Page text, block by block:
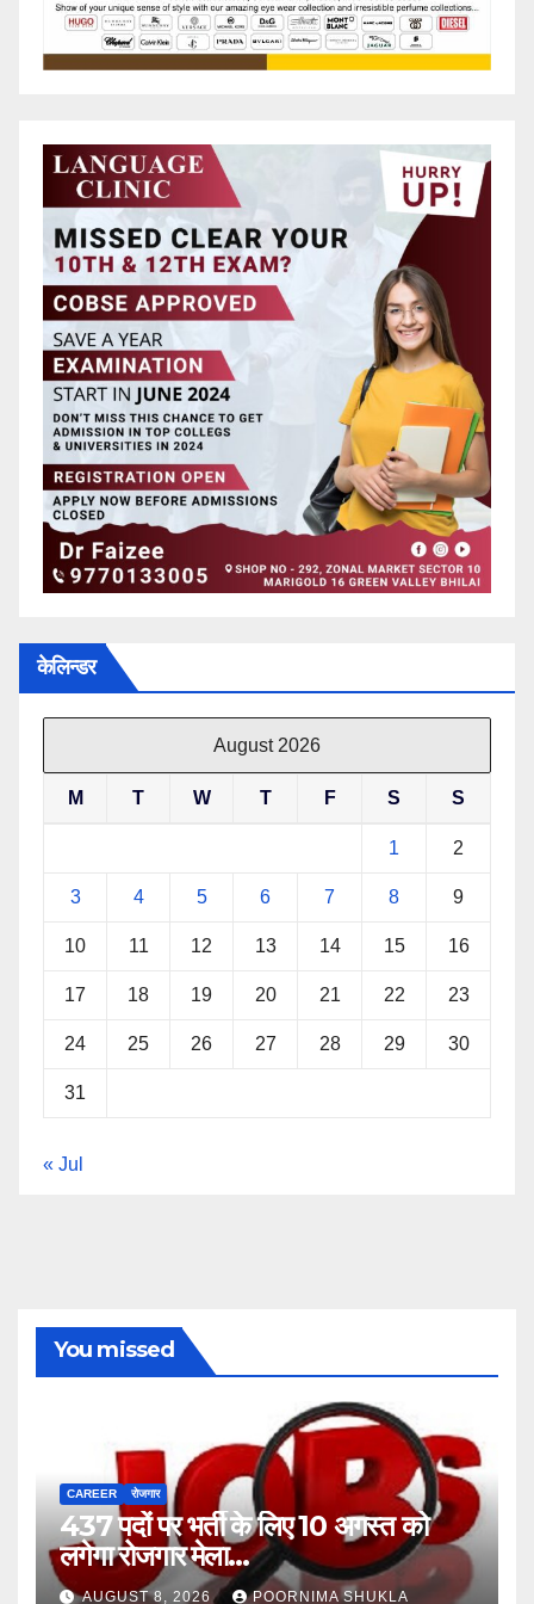
केलिन्डर
August 2026
M T W T F S S
1 2
3 4 5 6 7 8 9
10 11 12 13 14 15 16
17 18 19 20 21 22 23
24 25 26 27 28 29 30
31
« Jul
You missed
CAREER रोजगार
437 पदों पर भर्ती के लिए 10 अगस्त को
लगेगा रोजगार मेला…
AUGUST 8, 2026 POORNIMA SHUKLA